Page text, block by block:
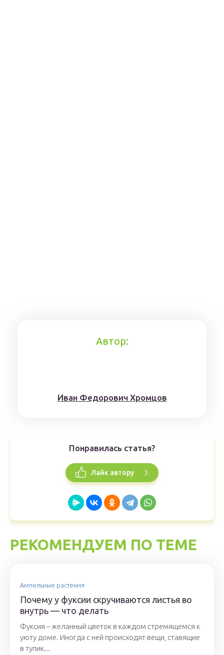
Автор:
Иван Федорович Хромцов
Понравилась статья?
Лайк автору 3
РЕКОМЕНДУЕМ ПО ТЕМЕ
Ампельные растения
Почему у фуксии скручиваются листья во
внутрь — что делать
Фуксия – желанный цветок в каждом стремящемся к
уюту доме. Иногда с ней происходят вещи, ставящие
в тупик...